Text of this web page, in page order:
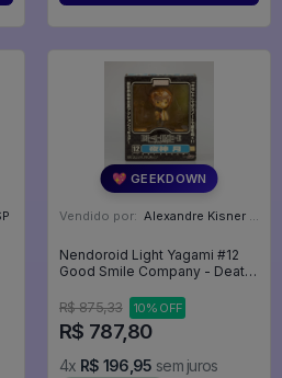
💖 GEEKDOWN
Vendido por: Alexandre Kisner - PR
Nendoroid Light Yagami #12
Good Smile Company - Death
R$ 875,33
10% OFF
R$ 787,80
4x R$ 196,95 sem juros